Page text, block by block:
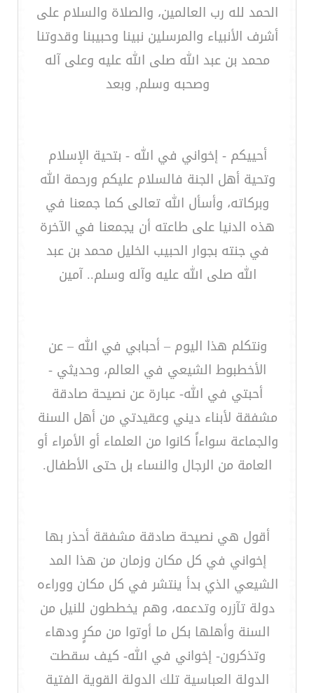
الحمد لله رب العالمين، والصلاة والسلام على
أشرف الأنبياء والمرسلين نبينا وحبيبنا وقدوتنا
محمد بن عبد الله صلى الله عليه وعلى آله
وصحبه وسلم, وبعد
أحييكم - إخواني في الله - بتحية الإسلام
وتحية أهل الجنة فالسلام عليكم ورحمة الله
وبركاته، وأسأل الله تعالى كما جمعنا في
هذه الدنيا على طاعته أن يجمعنا في الآخرة
في جنته بجوار الحبيب الخليل محمد بن عبد
الله صلى الله عليه وآله وسلم.. آمين
ونتكلم هذا اليوم – أحبابي في الله – عن
الأخطبوط الشيعي في العالم، وحديثي -
أحبتي في الله- عبارة عن نصيحة صادقة
مشفقة لأبناء ديني وعقيدتي من أهل السنة
والجماعة سواءاً كانوا من العلماء أو الأمراء أو
العامة من الرجال والنساء بل حتى الأطفال.
أقول هي نصيحة صادقة مشفقة أحذر بها
إخواني في كل مكان وزمان من هذا المد
الشيعي الذي بدأ ينتشر في كل مكان ووراءه
دولة تآزره وتدعمه، وهم يخططون للنيل من
السنة وأهلها بكل ما أوتوا من مكرٍ ودهاء
وتذكرون- إخواني في الله- كيف سقطت
الدولة العباسية تلك الدولة القوية الفتية